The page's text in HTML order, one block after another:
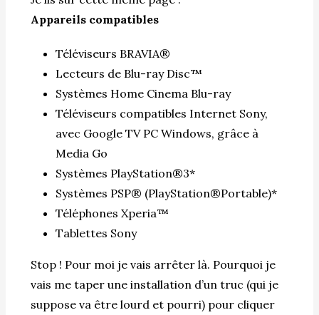
Appareils compatibles
Téléviseurs BRAVIA®
Lecteurs de Blu-ray Disc™
Systèmes Home Cinema Blu-ray
Téléviseurs compatibles Internet Sony,
avec Google TV PC Windows, grâce à
Media Go
Systèmes PlayStation®3*
Systèmes PSP® (PlayStation®Portable)*
Téléphones Xperia™
Tablettes Sony
Stop ! Pour moi je vais arrêter là. Pourquoi je
vais me taper une installation d’un truc (qui je
suppose va être lourd et pourri) pour cliquer